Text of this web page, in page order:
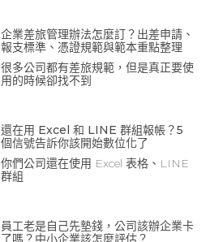
企業差旅管理辦法怎麼訂？出差申請、
報支標準、憑證規範與範本重點整理
很多公司都有差旅規範，但是真正要使
用的時候卻找不到
還在用 Excel 和 LINE 群組報帳？5
個信號告訴你該開始數位化了
你們公司還在使用 Excel 表格、LINE
群組
員工老是自己先墊錢，公司該辦企業卡
了嗎？中小企業該怎麼評估？